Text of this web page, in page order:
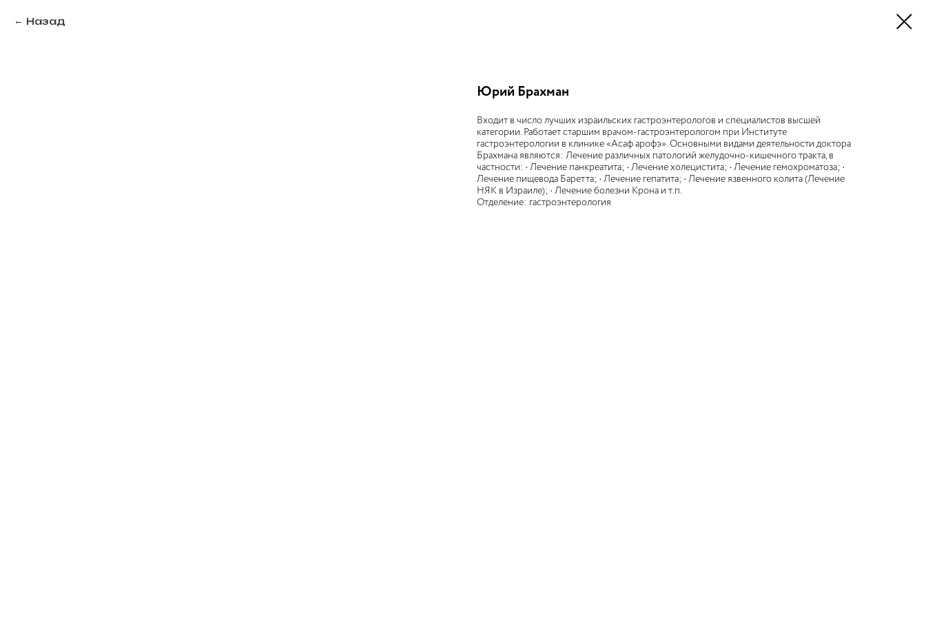
Назад
Юрий Брахман
Входит в число лучших израильских гастроэнтерологов и специалистов высшей
категории. Работает старшим врачом-гастроэнтерологом при Институте
гастроэнтерологии в клинике «Асаф арофэ». Основными видами деятельности доктора
Брахмана являются: Лечение различных патологий желудочно-кишечного тракта, в
частности: • Лечение панкреатита; • Лечение холецистита; • Лечение гемохроматоза; •
Лечение пищевода Баретта; • Лечение гепатита; • Лечение язвенного колита (Лечение
НЯК в Израиле); • Лечение болезни Крона и т.п.
Отделение: гастроэнтерология